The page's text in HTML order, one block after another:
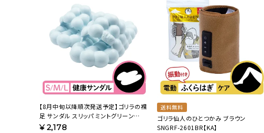
【8月中旬以降順次発送予定】ゴリラの裸
足 サンダル スリッパ ミントグリーン
NBL1158AMT【HO】
¥2,178
送料無料
ゴリラ仙人のひとつかみ ブラウン
SNGRF-2601BR【KA】